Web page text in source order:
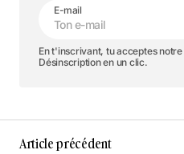
E-mail
En t'inscrivant, tu acceptes notre
Désinscription en un clic.
Article précédent